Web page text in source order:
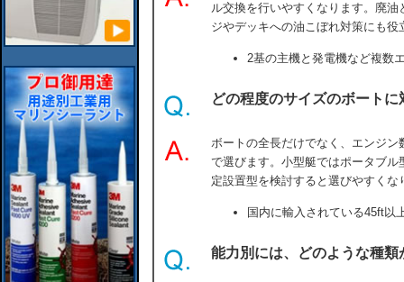
ル交換を行いやすくなります。廃
ジやデッキへの油こぼれ対策にも役
2基の主機と発電機など複数
どの程度のサイズのボートに
ボートの全長だけでなく、エンジ
で選びます。小型艇ではポータブ
定設置型を検討すると選びやすくな
国内に輸入されている45ft以
能力別には、どのような種類